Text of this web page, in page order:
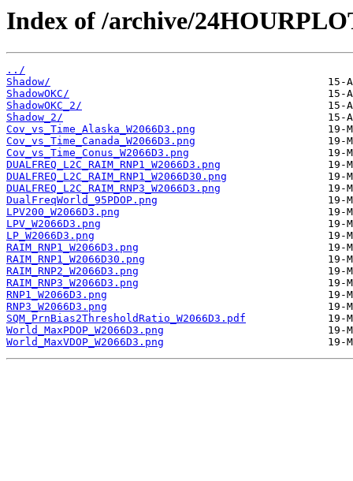
Index of /archive/
../
Shadow/
ShadowOKC/
ShadowOKC_2/
Shadow_2/
Cov_vs_Time_Alaska_W2066D3.png
Cov_vs_Time_Canada_W2066D3.png
Cov_vs_Time_Conus_W2066D3.png
DUALFREQ_L2C_RAIM_RNP1_W2066D3.png
DUALFREQ_L2C_RAIM_RNP1_W2066D30.png
DUALFREQ_L2C_RAIM_RNP3_W2066D3.png
DualFreqWorld_95PDOP.png
LPV200_W2066D3.png
LPV_W2066D3.png
LP_W2066D3.png
RAIM_RNP1_W2066D3.png
RAIM_RNP1_W2066D30.png
RAIM_RNP2_W2066D3.png
RAIM_RNP3_W2066D3.png
RNP1_W2066D3.png
RNP3_W2066D3.png
SQM_PrnBias2ThresholdRatio_W2066D3.pdf
World_MaxPDOP_W2066D3.png
World_MaxVDOP_W2066D3.png